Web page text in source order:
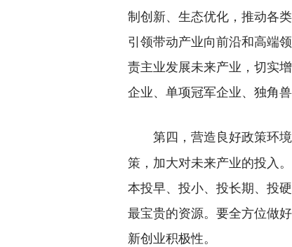
制创新、生态优化，推动各
引领带动产业向前沿和高端
责主业发展未来产业，切实
企业、单项冠军企业、独角
第四，营造良好政策环境
策，加大对未来产业的投入
本投早、投小、投长期、投
最宝贵的资源。要全方位做
新创业积极性。